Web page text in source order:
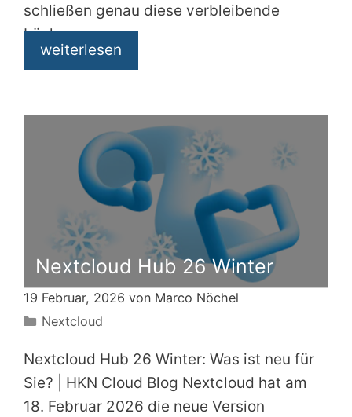
schließen genau diese verbleibende
Lücke.
weiterlesen
Nextcloud Hub 26 Winter
19 Februar, 2026 von Marco Nöchel
Kategorien
Nextcloud
Nextcloud Hub 26 Winter: Was ist neu für
Sie? | HKN Cloud Blog Nextcloud hat am
18. Februar 2026 die neue Version